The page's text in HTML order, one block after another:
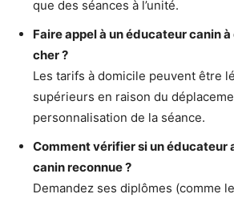
que des séances à l’unité.
Faire appel à un éducateur canin
cher ?
Les tarifs à domicile peuvent être
supérieurs en raison du
personnalisation de la séance.
Comment vérifier si un éducateur
canin reconnue ?
Demandez ses diplômes (comme